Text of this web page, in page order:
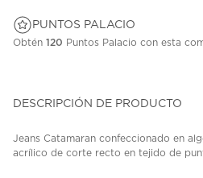
PUNTOS PALACIO
Obtén 120 Puntos Palacio con esta
DESCRIPCIÓN DE PRODUCTO
Jeans Catamaran confeccionado en
acrílico de corte recto en tejido de